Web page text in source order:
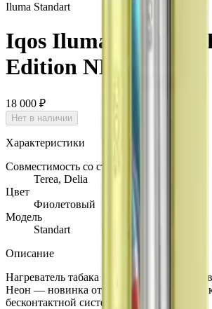
Iluma Standart
Iqos Iluma Standart
Edition NEON
18 000 ₽
Нет в наличии
Характеристики
Совместимость со стиками
Terea, Delia
Цвет
Фиолетовый
Модель
Standart
Описание
Нагреватель табака IQOS Iluma
Неон — новинка от IQOS с пластиковым
бесконтактной системой нагрева табака